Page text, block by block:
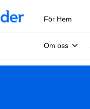
För Hem
Om oss